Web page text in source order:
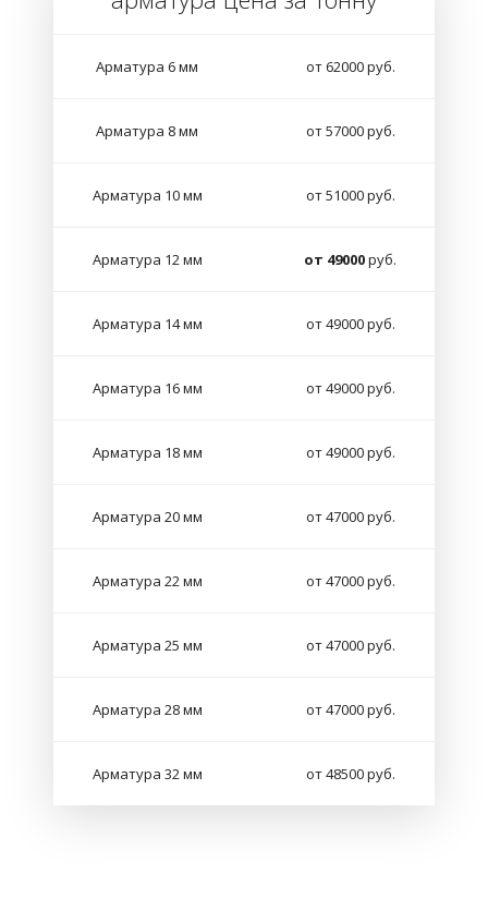
Арматура 6 мм от 62000 руб.
Арматура 8 мм от 57000 руб.
Арматура 10 мм от 51000 руб.
Арматура 12 мм от 49000руб.
Арматура 14 мм от 49000 руб.
Арматура 16 мм от 49000 руб.
Арматура 18 мм от 49000 руб.
Арматура 20 мм от 47000 руб.
Арматура 22 мм от 47000 руб.
Арматура 25 мм от 47000 руб.
Арматура 28 мм от 47000 руб.
Арматура 32 мм от 48500 руб.